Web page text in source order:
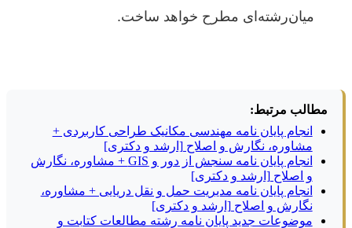
میان‌رشته‌ای مطرح خواهد ساخت.
مطالب مرتبط:
انجام پایان نامه مهندسی مکانیک طراحی کاربردی +
مشاوره، نگارش و اصلاح [ارشد و دکتری]
انجام پایان نامه سنجش از دور و GIS + مشاوره، نگارش
و اصلاح [ارشد و دکتری]
انجام پایان نامه مدیریت حمل و نقل دریایی + مشاوره،
نگارش و اصلاح [ارشد و دکتری]
موضوعات جدید پایان نامه رشته مطالعات کتابت و